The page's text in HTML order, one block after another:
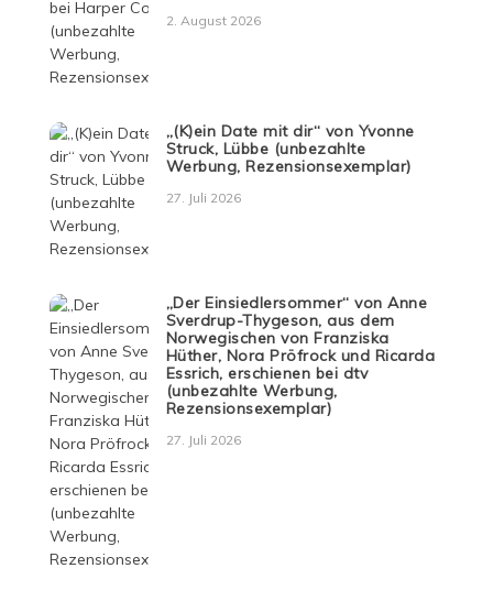
2. August 2026
„(K)ein Date mit dir“ von Yvonne
Struck, Lübbe (unbezahlte
Werbung, Rezensionsexemplar)
27. Juli 2026
„Der Einsiedlersommer“ von Anne
Sverdrup-Thygeson, aus dem
Norwegischen von Franziska
Hüther, Nora Pröfrock und Ricarda
Essrich, erschienen bei dtv
(unbezahlte Werbung,
Rezensionsexemplar)
27. Juli 2026